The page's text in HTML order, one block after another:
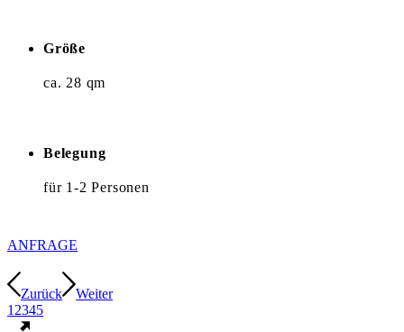
Größe
ca. 28 qm
Belegung
für 1-2 Personen
ANFRAGE
Zurück
Weiter
1 2345